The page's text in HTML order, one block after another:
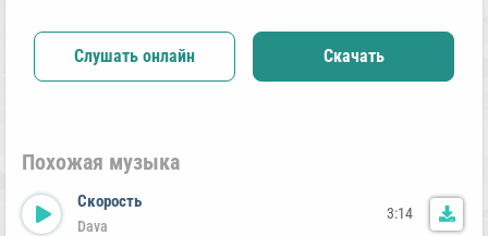
Слушать онлайн Скачать
Похожая музыка
Скорость
Dava
3:14